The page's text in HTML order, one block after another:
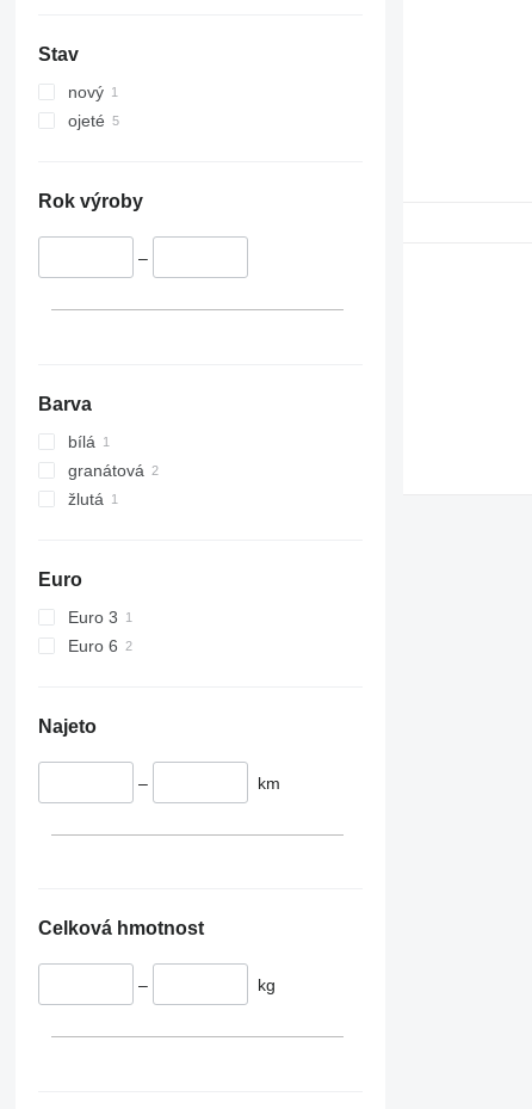
Stav
nový
ojeté
Rok výroby
–
Barva
bílá
granátová
žlutá
Euro
Euro 3
Euro 6
Najeto
– km
Celková hmotnost
– kg